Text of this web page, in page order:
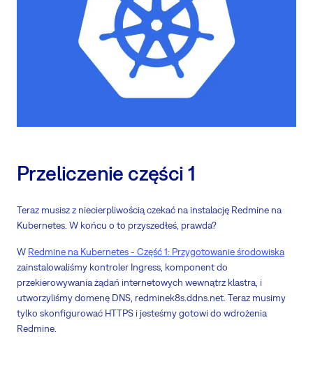
Przeliczenie części 1
Teraz musisz z niecierpliwością czekać na instalację Redmine na
Kubernetes. W końcu o to przyszedłeś, prawda?
W Redmine na Kubernetes - Część 1: Przygotowanie środowiska
zainstalowaliśmy kontroler Ingress, komponent do
przekierowywania żądań internetowych wewnątrz klastra, i
utworzyliśmy domenę DNS, redminek8s.ddns.net. Teraz musimy
tylko skonfigurować HTTPS i jesteśmy gotowi do wdrożenia
Redmine.